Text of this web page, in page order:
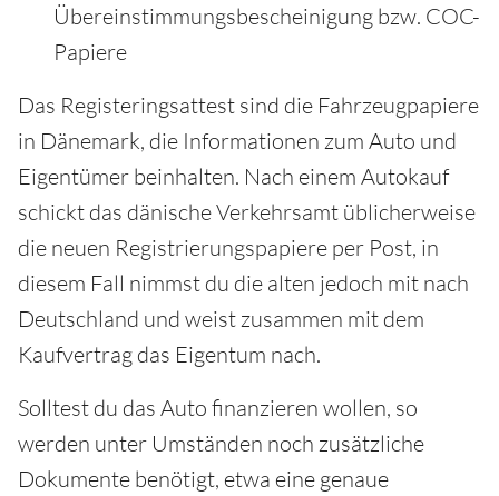
Übereinstimmungsbescheinigung bzw. COC-
Papiere
Das Registeringsattest sind die Fahrzeugpapiere
in Dänemark, die Informationen zum Auto und
Eigentümer beinhalten. Nach einem Autokauf
schickt das dänische Verkehrsamt üblicherweise
die neuen Registrierungspapiere per Post, in
diesem Fall nimmst du die alten jedoch mit nach
Deutschland und weist zusammen mit dem
Kaufvertrag das Eigentum nach.
Solltest du das Auto finanzieren wollen, so
werden unter Umständen noch zusätzliche
Dokumente benötigt, etwa eine genaue